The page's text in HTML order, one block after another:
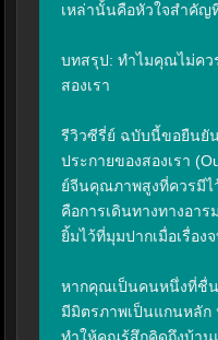
เหล่านั้นคือหัวใจสำคัญ
บทสรุป: ทำไมคุณไม่คว
สองเรา
รีวิวซีรี่ย์ ฉบับนี้ขอยืนยั
ประกายของสองเรา
ย์จีนคุณภาพสูงที่ควรมี
คือการเดินทางทางอา
ยิ้มไว้ที่มุมปากเมื่อเรื่อง
หากคุณเป็นคนหนึ่งที่ชื่
มีมิตรภาพเป็นแกนหลัก